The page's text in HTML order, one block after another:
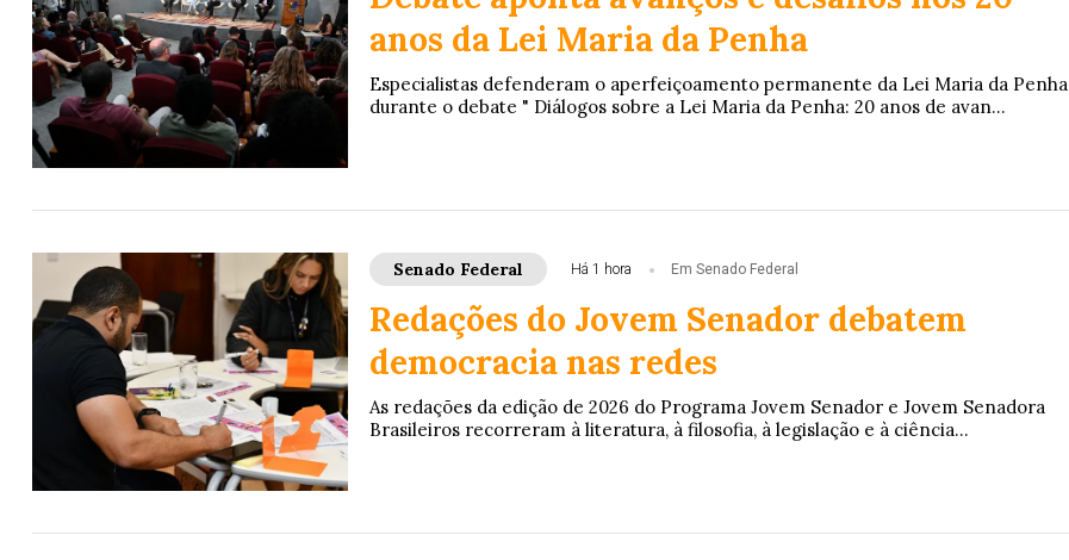
anos da Lei Maria da Penha
Especialistas defenderam o aperfeiçoamento permanente da Lei Maria da Penha
durante o debate " Diálogos sobre a Lei Maria da Penha: 20 anos de avan...
Senado Federal Há 1 hora Em Senado Federal
Redações do Jovem Senador debatem
democracia nas redes
As redações da edição de 2026 do Programa Jovem Senador e Jovem Senadora
Brasileiros recorreram à literatura, à filosofia, à legislação e à ciência...